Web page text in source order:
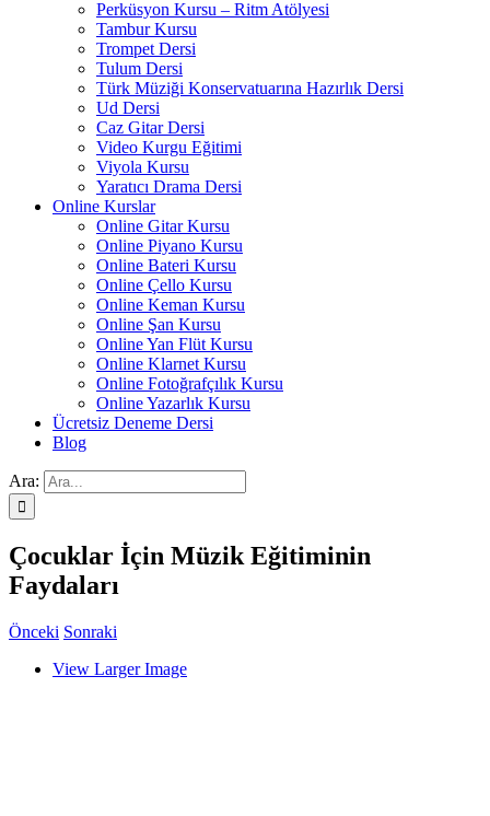
Perküsyon Kursu – Ritm Atölyesi
Tambur Kursu
Trompet Dersi
Tulum Dersi
Türk Müziği Konservatuarına Hazırlık Dersi
Ud Dersi
Caz Gitar Dersi
Video Kurgu Eğitimi
Viyola Kursu
Yaratıcı Drama Dersi
Online Kurslar
Online Gitar Kursu
Online Piyano Kursu
Online Bateri Kursu
Online Çello Kursu
Online Keman Kursu
Online Şan Kursu
Online Yan Flüt Kursu
Online Klarnet Kursu
Online Fotoğrafçılık Kursu
Online Yazarlık Kursu
Ücretsiz Deneme Dersi
Blog
Ara:
Çocuklar İçin Müzik Eğitiminin
Faydaları
Önceki Sonraki
View Larger Image